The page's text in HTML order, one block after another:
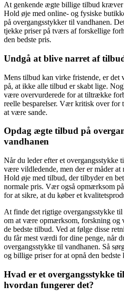
At genkende ægte billige tilbud
Hold øje med online- og fysiske
på overgangsstykker til vandhanen.
tjekke priser på tværs af forskellige
den bedste pris.
Undgå at blive narret af
Mens tilbud kan virke fristende, er
på, at ikke alle tilbud er skabt lige.
være overvurderede for at tiltrække
reelle besparelser. Vær kritisk over
at være sande.
Opdag ægte tilbud på
vandhanen
Når du leder efter et overgangsstykke
være vildledende, men der er måder at
Hold øje med tilbud, der tilbyder en
normale pris. Vær også opmærksom
for at sikre, at du køber et
At finde det rigtige overgangsstykke
om at være opmærksom, forskning og
de bedste tilbud. Ved at følge disse
du får mest værdi for dine penge, når
overgangsstykke til vandhanen. Så
og billige priser for at opnå den bedste
Hvad er et overgangsstykke
hvordan fungerer det?